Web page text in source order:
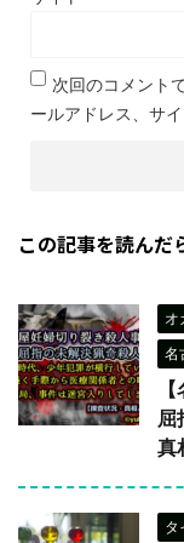
次回のコメント
ールアドレス、サイ
この記事を読んだ
オ
名
屈
真
タ